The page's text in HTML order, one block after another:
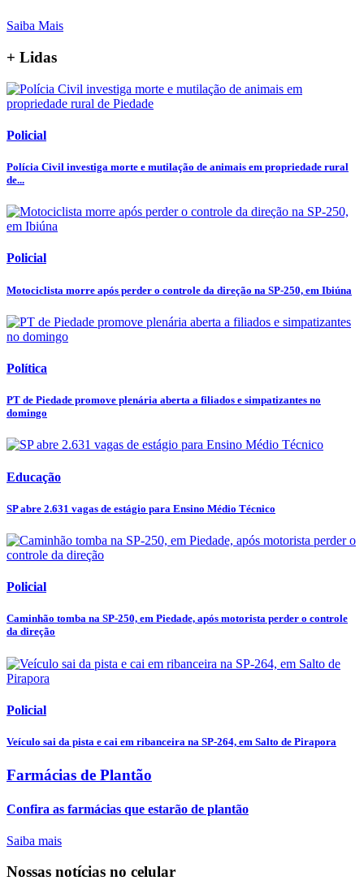
Saiba Mais
+ Lidas
Policial
Polícia Civil investiga morte e mutilação de animais em propriedade rural
de...
Policial
Motociclista morre após perder o controle da direção na SP-250, em Ibiúna
Política
PT de Piedade promove plenária aberta a filiados e simpatizantes no
domingo
Educação
SP abre 2.631 vagas de estágio para Ensino Médio Técnico
Policial
Caminhão tomba na SP-250, em Piedade, após motorista perder o controle
da direção
Policial
Veículo sai da pista e cai em ribanceira na SP-264, em Salto de Pirapora
Farmácias de Plantão
Confira as farmácias que estarão de plantão
Saiba mais
Nossas notícias no celular